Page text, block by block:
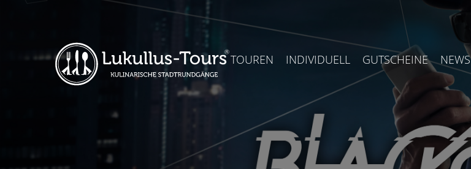
TOUREN INDIVIDUELL GUTSCHEINE NEWS